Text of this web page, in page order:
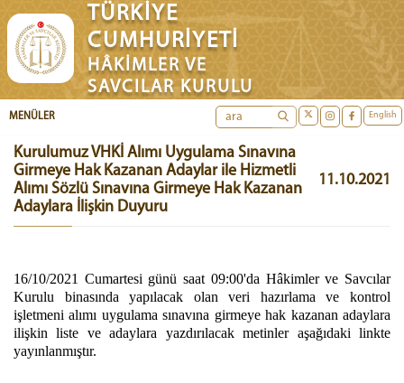
TÜRKİYE
CUMHURİYETİ
HÂKİMLER VE
SAVCILAR KURULU
English
MENÜLER
Kurulumuz VHKİ Alımı Uygulama Sınavına
Girmeye Hak Kazanan Adaylar ile Hizmetli
Alımı Sözlü Sınavına Girmeye Hak Kazanan
Adaylara İlişkin Duyuru
11.10.2021
16/10/2021 Cumartesi günü saat 09:00'da Hâkimler ve Savcılar
Kurulu binasında yapılacak olan veri hazırlama ve kontrol
işletmeni alımı uygulama sınavına girmeye hak kazanan adaylara
ilişkin liste ve adaylara yazdırılacak metinler aşağıdaki linkte
yayınlanmıştır.